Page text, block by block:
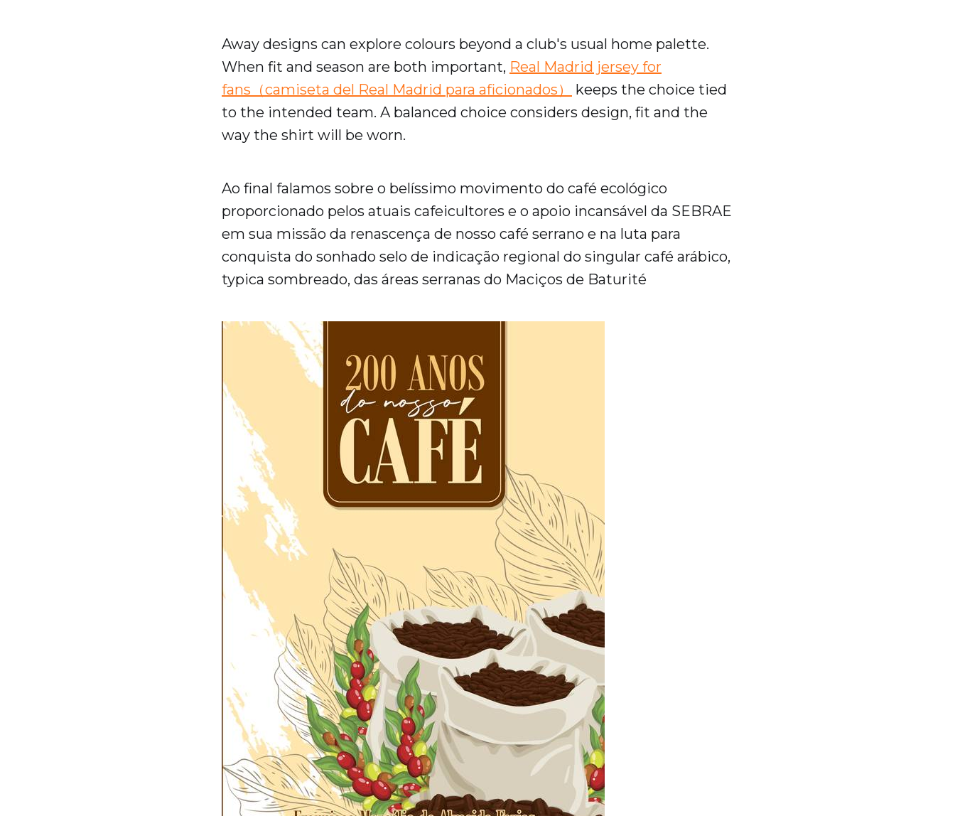
Away designs can explore colours beyond a club's usual home palette.
When fit and season are both important, Real Madrid jersey for
fans（camiseta del Real Madrid para aficionados）
keeps the choice tied
to the intended team. A balanced choice considers design, fit and the
way the shirt will be worn.
Ao final falamos sobre o belíssimo movimento do café ecológico
proporcionado pelos atuais cafeicultores e o apoio incansável da SEBRAE
em sua missão da renascença de nosso café serrano e na luta para
conquista do sonhado selo de indicação regional do singular café arábico,
typica sombreado, das áreas serranas do Maciços de Baturité